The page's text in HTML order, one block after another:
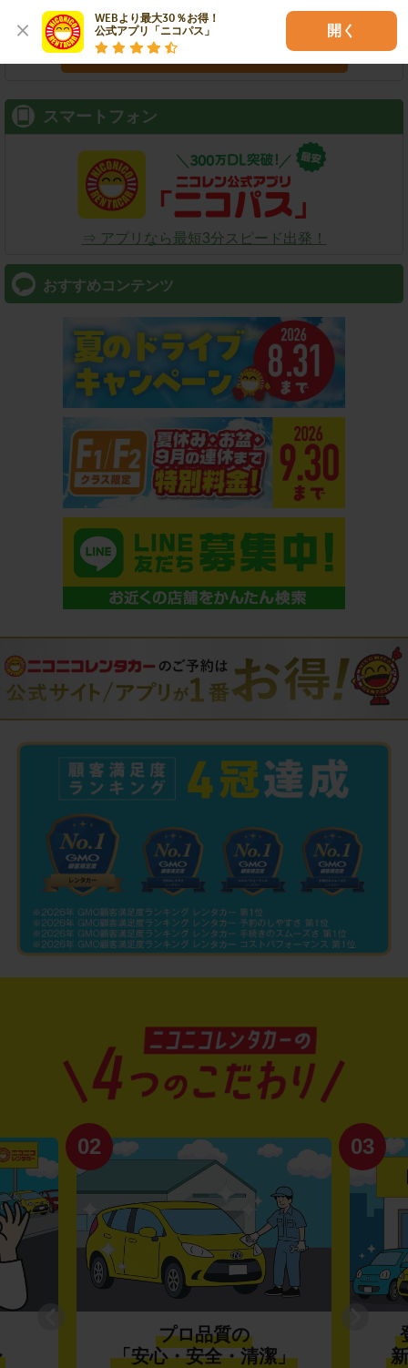
WEBより最大30％お得！
公式アプリ「ニコパス」
開く
スマートフォン
⇒ アプリなら最短3分スピード出発！
おすすめコンテンツ
02
プロ品質の
「安心・安全・清潔」
03